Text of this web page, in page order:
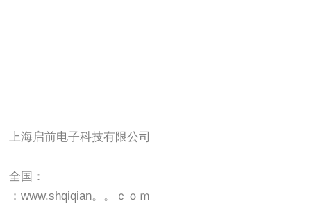
上海启前电子科技有限公司
全国：
：www.shqiqian。。ｃｏｍ